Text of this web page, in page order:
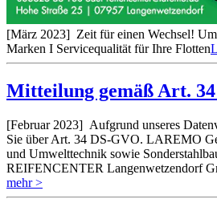
[März 2023] Zeit für einen Wechsel!
Marken I Servicequalität für Ihre Flotten
Mitteilung gemäß Art.
[Februar 2023] Aufgrund unseres
Sie über Art. 34 DS-GVO. LAREMO
und Umwelttechnik sowie
REIFENCENTER Langenwetzendorf
mehr >